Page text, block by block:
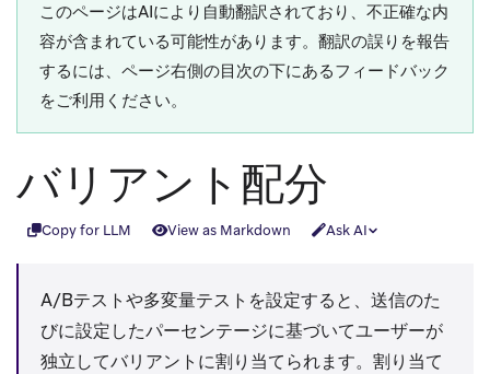
このページはAIにより自動翻訳されており、不正確な内
容が含まれている可能性があります。翻訳の誤りを報告
するには、ページ右側の目次の下にあるフィードバック
をご利用ください。
バリアント配分
Copy for LLM View as Markdown Ask AI
A/Bテストや多変量テストを設定すると、送信のた
びに設定したパーセンテージに基づいてユーザーが
独立してバリアントに割り当てられます。割り当て